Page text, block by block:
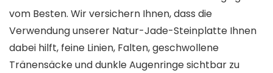
vom Besten. Wir versichern Ihnen, dass die
Verwendung unserer Natur-Jade-Steinplatte Ihnen
dabei hilft, feine Linien, Falten, geschwollene
Tränensäcke und dunkle Augenringe sichtbar zu